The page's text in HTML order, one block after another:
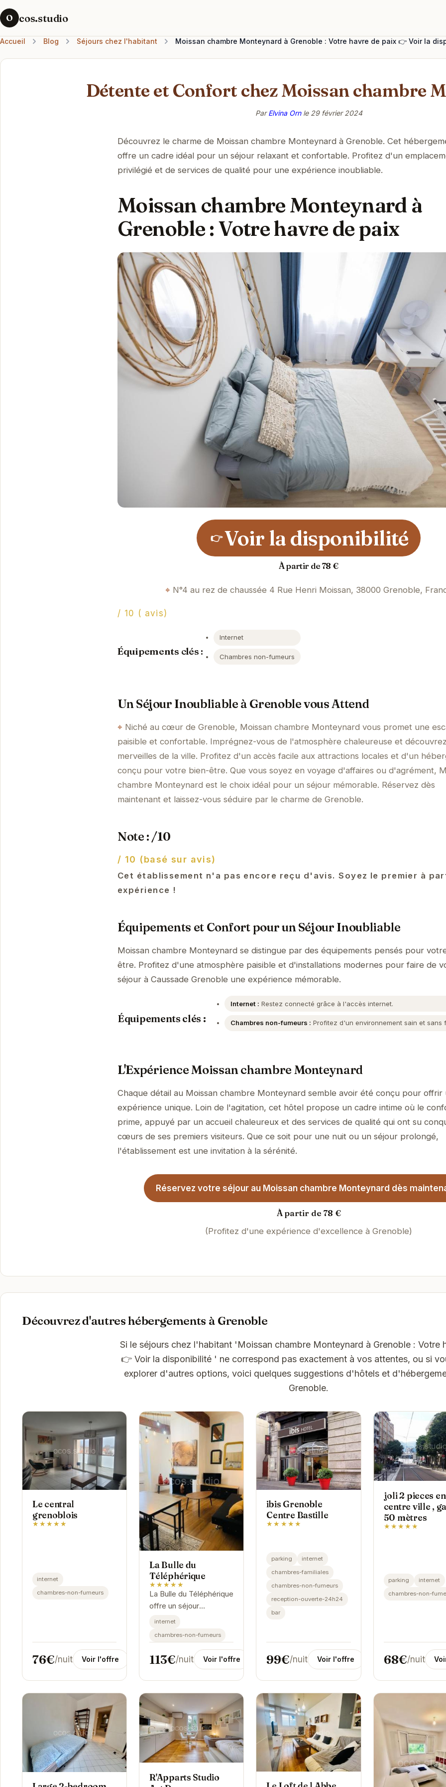
O cos.studio
Accueil Blog Séjours chez l'habitant Moissan chambre Monteynard à Grenoble : Votre havre de paix 👉 Voir la
Détente et Confort chez Moissan chambre
ParElvina Ornle 29 février 2024
Découvrez le charme de Moissan chambre Monteynard à Grenoble. Cet
offre un cadre idéal pour un séjour relaxant et confortable. Profitez d'un
privilégié et de services de qualité pour une expérience inoubliable.
Moissan chambre Monteynard à
Grenoble : Votre havre de paix
👉 Voir la disponibilité
À partir de 78 €
N°4 au rez de chaussée 4 Rue Henri Moissan, 38000 Grenoble,
/ 10 ( avis)
Équipements clés :
Internet
Chambres non-fumeurs
Un Séjour Inoubliable à Grenoble vous Attend
Niché au cœur de Grenoble, Moissan chambre Monteynard vous promet une
paisible et confortable. Imprégnez-vous de l'atmosphère chaleureuse et
merveilles de la ville. Profitez d'un accès facile aux attractions locales et d'un
conçu pour votre bien-être. Que vous soyez en voyage d'affaires ou d'agrément,
chambre Monteynard est le choix idéal pour un séjour mémorable. Réservez dès
maintenant et laissez-vous séduire par le charme de Grenoble.
Note : /10
/ 10 (basé sur avis)
Cet établissement n'a pas encore reçu d'avis. Soyez le premier à
expérience !
Équipements et Confort pour un Séjour Inoubliable
Moissan chambre Monteynard se distingue par des équipements pensés pour
être. Profitez d'une atmosphère paisible et d'installations modernes pour faire de
séjour à Caussade Grenoble une expérience mémorable.
Équipements clés :
Internet : Restez connecté grâce à l'accès internet.
Chambres non-fumeurs : Profitez d'un environnement sain et sans
L'Expérience Moissan chambre Monteynard
Chaque détail au Moissan chambre Monteynard semble avoir été conçu pour offrir
expérience unique. Loin de l'agitation, cet hôtel propose un cadre intime où le
prime, appuyé par un accueil chaleureux et des services de qualité qui ont su
cœurs de ses premiers visiteurs. Que ce soit pour une nuit ou un séjour prolongé,
l'établissement est une invitation à la sérénité.
Réservez votre séjour au Moissan chambre Monteynard dès
À partir de 78 €
(Profitez d'une expérience d'excellence à Grenoble)
Découvrez d'autres hébergements à Grenoble
Si le séjours chez l'habitant 'Moissan chambre Monteynard à Grenoble : Votre
👉 Voir la disponibilité ' ne correspond pas exactement à vos attentes, ou si
explorer d'autres options, voici quelques suggestions d'hôtels et
Grenoble.
Le central
grenoblois
★★★★★
internet
chambres-non-fumeurs
76€/nuit Voir l'offre
La Bulle du
Téléphérique
★★★★★
La Bulle du Téléphérique
offre un séjour
exceptionnel à
emplacement privilégié,
à proximité des
principales attractions,
internet
chambres-non-fumeurs
113€/nuit Voir l'offre
ibis Grenoble
Centre Bastille
★★★★★
parking
internet
chambres-familiales
chambres-non-fumeurs
reception-ouverte-24h24
bar
99€/nuit Voir l'offre
joli 2 pieces en
centre ville ,
50 mètres
★★★★★
parking
internet
chambres-non-
68€/nuit
R'Apparts Studio